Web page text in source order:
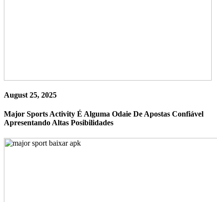
August 25, 2025
Major Sports Activity É Alguma Odaie De Apostas Confiável
Apresentando Altas Posibilidades